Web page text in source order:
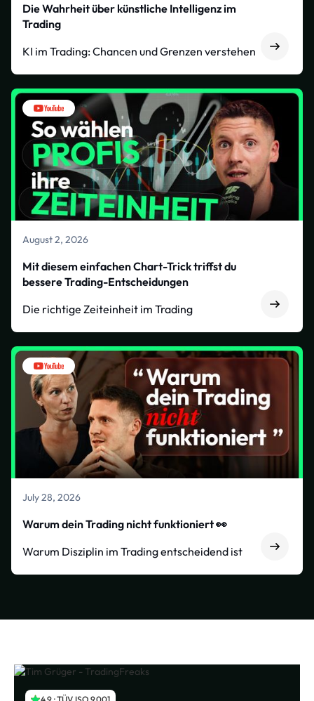
Die Wahrheit über künstliche Intelligenz im
Trading
KI im Trading: Chancen und Grenzen verstehen
August 2, 2026
Mit diesem einfachen Chart-Trick triffst du
bessere Trading-Entscheidungen
Die richtige Zeiteinheit im Trading
July 28, 2026
Warum dein Trading nicht funktioniert 👀
Warum Disziplin im Trading entscheidend ist